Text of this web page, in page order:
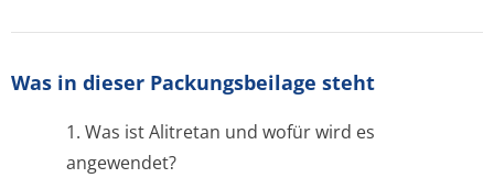
Was in dieser Packungsbeilage steht
1. Was ist Alitretan und wofür wird es
angewendet?